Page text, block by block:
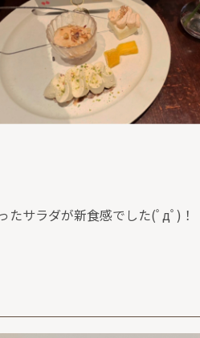
サラダが新食感でした(ﾟдﾟ)！